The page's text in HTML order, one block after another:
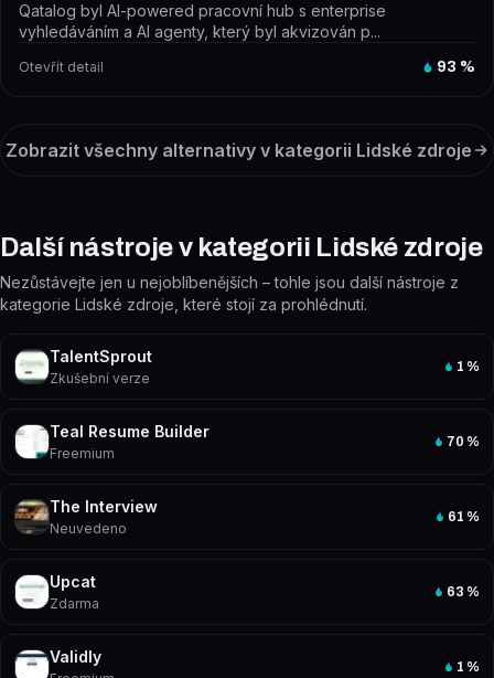
Qatalog byl AI-powered pracovní hub s enterprise
vyhledáváním a AI agenty, který byl akvizován p...
Otevřít detail 93 %
Zobrazit všechny alternativy v kategorii Lidské zdroje
Další nástroje v kategorii Lidské zdroje
Nezůstávejte jen u nejoblíbenějších – tohle jsou další nástroje z
kategorie Lidské zdroje, které stojí za prohlédnutí.
TalentSprout
Zkušební verze
1 %
Teal Resume Builder
Freemium
70 %
The Interview
Neuvedeno
61 %
Upcat
Zdarma
63 %
Validly
1 %